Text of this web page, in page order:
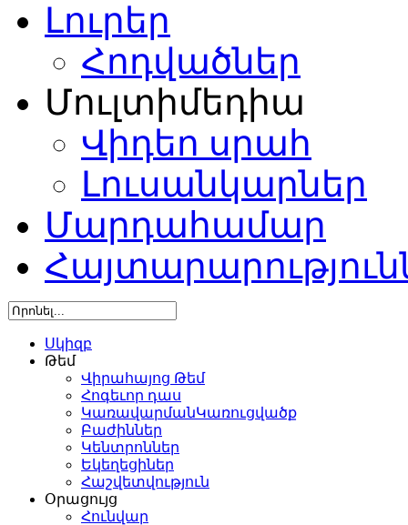
Լուրեր
Հոդվածներ
Մուլտիմեդիա
Վիդեո սրահ
Լուսանկարներ
Մարդահամար
Սկիզբ
Թեմ
Վիրահայոց Թեմ
Հոգեւոր դաս
ԿառավարմանԿառուցվածք
Բաժիններ
Կենտրոններ
Եկեղեցիներ
Հաշվետվություն
Օրացույց
Հունվար